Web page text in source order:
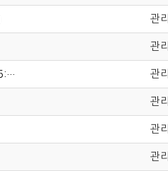
관
관
[풍성한삶의기초11] 그리스도 안에서 얻은 하나님과의 새로운 관계 (로마서 5:10-11) 관
관
관
관